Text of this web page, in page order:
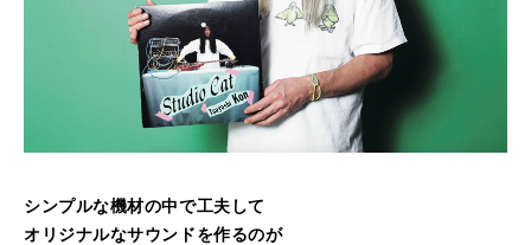
シンプルな機材の中で工夫して
オリジナルなサウンドを作るのが